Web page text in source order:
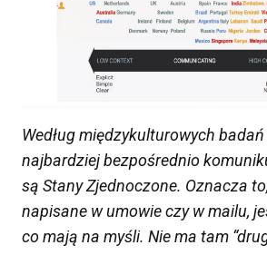
Według międzykulturowych badań
najbardziejbezpośrednio
są Stany Zjednoczone. Oznacza
napisane w umowie czy w mailu,
co mają na myśli. Nie ma tam “